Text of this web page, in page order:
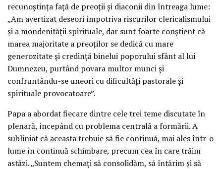
recunoștința față de preoții și diaconii din întreaga lume:
„Am avertizat deseori împotriva riscurilor clericalismului
și a mondenității spirituale, dar sunt foarte conștient că
marea majoritate a preoților se dedică cu mare
generozitate și credință binelui poporului sfânt al lui
Dumnezeu, purtând povara multor munci și
confruntându-se uneori cu dificultăți pastorale și
spirituale provocatoare”.
Papa a abordat fiecare dintre cele trei teme discutate în
plenară, începând cu problema centrală a formării. A
subliniat că aceasta trebuie să fie continuă, mai ales într-o
lume în continuă schimbare, precum cea în care trăim
astăzi. „Suntem chemați să consolidăm, să întărim și să